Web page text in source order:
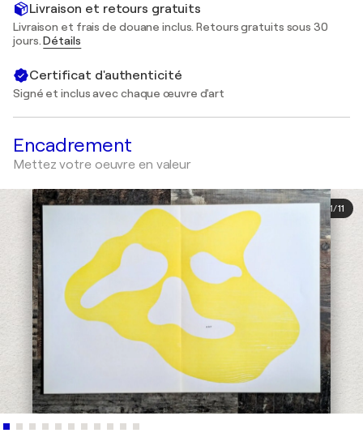
Livraison et retours gratuits
Livraison et frais de douane inclus. Retours gratuits sous 30
jours.Détails
Certificat d'authenticité
Signé et inclus avec chaque œuvre d'art
Encadrement
Mettez votre oeuvre en valeur
1/11